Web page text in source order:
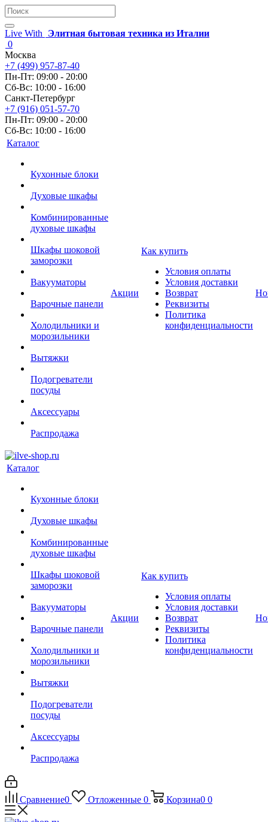
Live With
Элитная бытовая техника из Италии
0
Москва
+7 (499) 957-87-40
Пн-Пт: 09:00 - 20:00
Сб-Вс: 10:00 - 16:00
Санкт-Петербург
+7 (916) 051-57-70
Пн-Пт: 09:00 - 20:00
Сб-Вс: 10:00 - 16:00
Каталог
Кухонные блоки
Духовые шкафы
Комбинированные
духовые шкафы
Шкафы шоковой
заморозки
Вакууматоры
Варочные панели
Холодильники и
морозильники
Вытяжки
Подогреватели
посуды
Аксессуары
Распродажа
Акции
Как купить
Условия оплаты
Условия доставки
Возврат
Реквизиты
Политика
конфиденциальности
Каталог
Кухонные блоки
Духовые шкафы
Комбинированные
духовые шкафы
Шкафы шоковой
заморозки
Вакууматоры
Варочные панели
Холодильники и
морозильники
Вытяжки
Подогреватели
посуды
Аксессуары
Распродажа
Акции
Как купить
Условия оплаты
Условия доставки
Возврат
Реквизиты
Политика
конфиденциальности
Сравнение0 Отложенные 0 Корзина0 0